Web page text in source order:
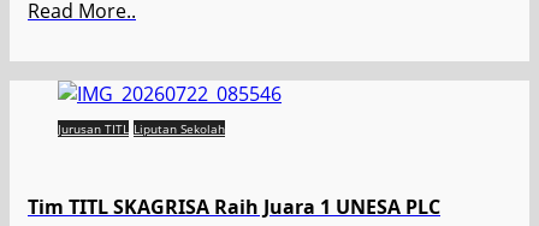
Read More..
Jurusan TITL Liputan Sekolah
Tim TITL SKAGRISA Raih Juara 1 UNESA PLC